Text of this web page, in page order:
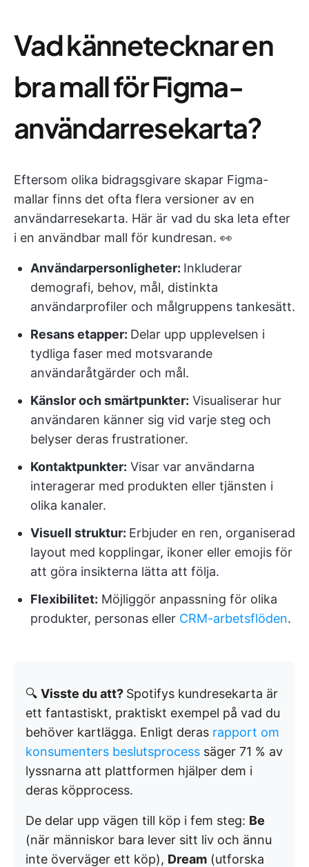
Vad kännetecknar en
bra mall för Figma-
användarresekarta?
Eftersom olika bidragsgivare skapar Figma-
mallar finns det ofta flera versioner av en
användarresekarta. Här är vad du ska leta efter
i en användbar mall för kundresan. 👀
Användarpersonligheter: Inkluderar
demografi, behov, mål, distinkta
användarprofiler och målgruppens tankesätt.
Resans etapper: Delar upp upplevelsen i
tydliga faser med motsvarande
användaråtgärder och mål.
Känslor och smärtpunkter: Visualiserar hur
användaren känner sig vid varje steg och
belyser deras frustrationer.
Kontaktpunkter: Visar var användarna
interagerar med produkten eller tjänsten i
olika kanaler.
Visuell struktur: Erbjuder en ren, organiserad
layout med kopplingar, ikoner eller emojis för
att göra insikterna lätta att följa.
Flexibilitet: Möjliggör anpassning för olika
produkter, personas eller CRM-arbetsflöden.
🔍 Visste du att? Spotifys kundresekarta är
ett fantastiskt, praktiskt exempel på vad du
behöver kartlägga. Enligt deras rapport om
konsumenters beslutsprocess säger 71 % av
lyssnarna att plattformen hjälper dem i
deras köpprocess.
De delar upp vägen till köp i fem steg: Be
(när människor bara lever sitt liv och ännu
inte överväger ett köp), Dream (utforska